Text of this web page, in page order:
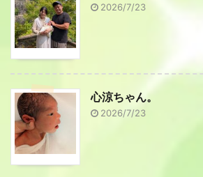
2026/7/23
心涼ちゃん。
2026/7/23